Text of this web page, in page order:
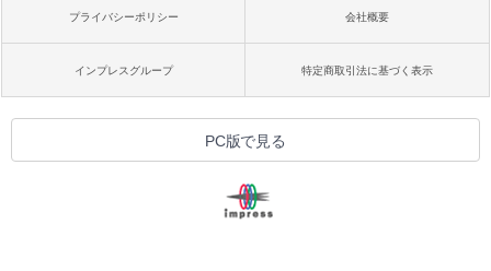
プライバシーポリシー 会社概要
インプレスグループ 特定商取引法に基づく表示
PC版で見る